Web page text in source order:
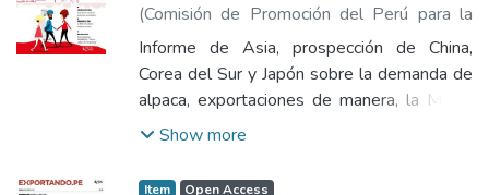
(Comisión de Promoción del Perú para la
Exportación y el Turismo,2017 )Comisión
de Promoción del Perú para la Exportación
y el Turismo
Informe de Asia, prospección de China,
Corea del Sur y Japón sobre la demanda de
alpaca, exportaciones de manera, la Marca
País y los superfoods,la piña golden desde
Show more
Item Open Access